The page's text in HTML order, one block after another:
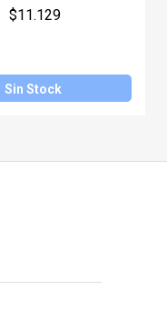
$11.129
Sin Stock